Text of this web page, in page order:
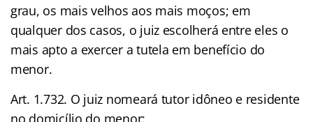
grau, os mais velhos aos mais moços; em
qualquer dos casos, o juiz escolherá entre eles o
mais apto a exercer a tutela em benefício do
menor.
Art. 1.732. O juiz nomeará tutor idôneo e residente
no domicílio do menor: